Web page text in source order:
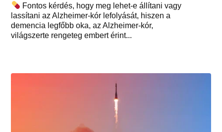
Fontos kérdés, hogy meg lehet-e állítani vagy
lassítani az Alzheimer-kór lefolyását, hiszen a
demencia legfőbb oka, az Alzheimer-kór,
világszerte rengeteg embert érint...